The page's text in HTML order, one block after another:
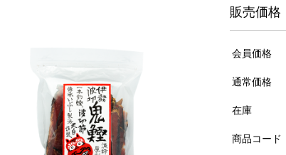
販売価格
会員価格
通常価格
在庫
商品コード